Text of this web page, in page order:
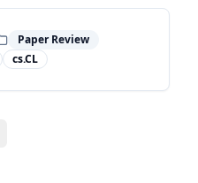
Paper Review
cs.CL